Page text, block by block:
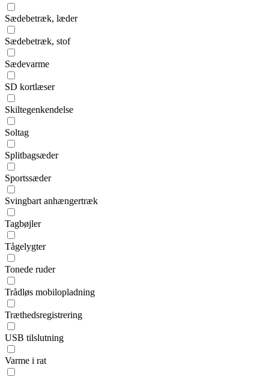
Sædebetræk, læder
Sædebetræk, stof
Sædevarme
SD kortlæser
Skiltegenkendelse
Soltag
Splitbagsæder
Sportssæder
Svingbart anhængertræk
Tagbøjler
Tågelygter
Tonede ruder
Trådløs mobilopladning
Træthedsregistrering
USB tilslutning
Varme i rat